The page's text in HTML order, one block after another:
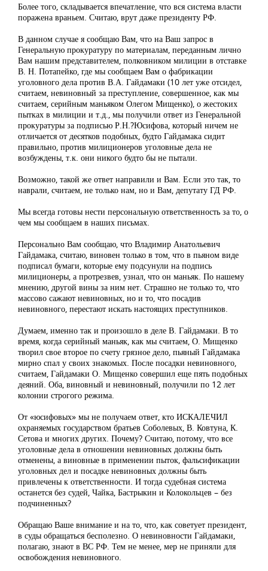
Более того, складывается впечатление, что вся система власти
поражена враньем. Считаю, врут даже президенту РФ.
В данном случае я сообщаю Вам, что на Ваш запрос в
Генеральную прокуратуру по материалам, переданным лично
Вам нашим представителем, полковником милиции в отставке
В. Н. Потапейко, где мы сообщаем Вам о фабрикации
уголовного дела против В.А. Гайдамаки (10 лет уже отсидел,
считаем, невиновный за преступление, совершенное, как мы
считаем, серийным маньяком Олегом Мищенко), о жестоких
пытках в милиции и т.д., мы получили ответ из Генеральной
прокуратуры за подписью Р.Н.?Юсифова, который ничем не
отличается от десятков подобных, будто Гайдамака сидит
правильно, против милиционеров уголовные дела не
возбуждены, т.к. они никого будто бы не пытали.
Возможно, такой же ответ направили и Вам. Если это так, то
наврали, считаем, не только нам, но и Вам, депутату ГД РФ.
Мы всегда готовы нести персональную ответственность за то, о
чем мы сообщаем в наших письмах.
Персонально Вам сообщаю, что Владимир Анатольевич
Гайдамака, считаю, виновен только в том, что в пьяном виде
подписал бумаги, которые ему подсунули на подпись
милиционеры, а протрезвев, узнал, что он маньяк. По нашему
мнению, другой вины за ним нет. Страшно не только то, что
массово сажают невиновных, но и то, что посадив
невиновного, перестают искать настоящих преступников.
Думаем, именно так и произошло в деле В. Гайдамаки. В то
время, когда серийный маньяк, как мы считаем, О. Мищенко
творил свое второе по счету грязное дело, пьяный Гайдамака
мирно спал у своих знакомых. После посадки невиновного,
считаем, Гайдамаки О. Мищенко совершил еще пять подобных
деяний. Оба, виновный и невиновный, получили по 12 лет
колонии строгого режима.
От «юсифовых» мы не получаем ответ, кто ИСКАЛЕЧИЛ
охраняемых государством братьев Соболевых, В. Ковтуна, К.
Сетова и многих других. Почему? Считаю, потому, что все
уголовные дела в отношении невиновных должны быть
отменены, а виновные в применении пыток, фальсификации
уголовных дел и посадке невиновных должны быть
привлечены к ответственности. И тогда судебная система
останется без судей, Чайка, Бастрыкин и Колокольцев – без
подчиненных?
Обращаю Ваше внимание и на то, что, как советует президент,
в суды обращаться бесполезно. О невиновности Гайдамаки,
полагаю, знают в ВС РФ. Тем не менее, мер не приняли для
освобождения невиновного.